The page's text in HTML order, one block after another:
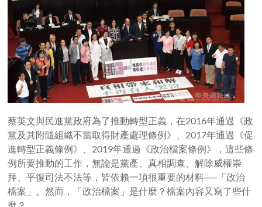
蔡英文與民進黨政府為了推動轉型正義，在2016年通過《政
黨及其附隨組織不當取得財產處理條例》、2017年通過《促
進轉型正義條例》、2019年通過《政治檔案條例》，這些條
例所要推動的工作，無論是黨產、真相調查、解除威權崇
拜、平復司法不法等，皆依賴一項很重要的材料──「政治
檔案」。然而，「政治檔案」是什麼？檔案內容又寫了些什